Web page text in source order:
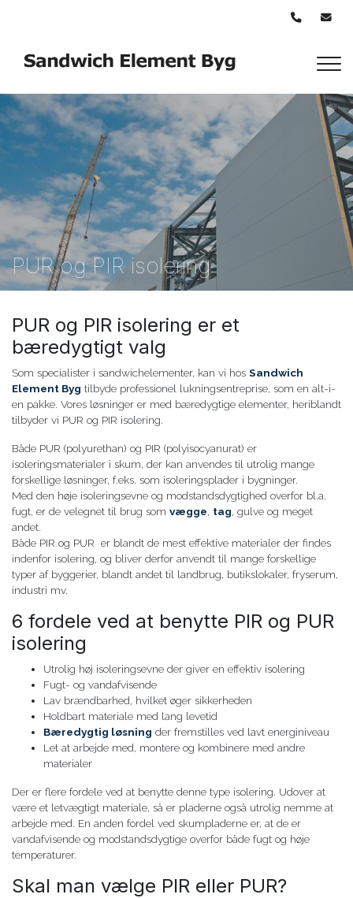
PUR og PIR isolering
PUR og PIR isolering er et
bæredygtigt valg
Som specialister i sandwichelementer, kan vi hos Sandwich
Element Byg tilbyde professionel lukningsentreprise, som en alt-i-
en pakke. Vores løsninger er med bæredygtige elementer, heriblandt
tilbyder vi PUR og PIR isolering.
Både PUR (polyurethan) og PIR (polyisocyanurat) er
isoleringsmaterialer i skum, der kan anvendes til utrolig mange
forskellige løsninger, f.eks. som isoleringsplader i bygninger.
Med den høje isoleringsevne og modstandsdygtighed overfor bl.a.
fugt, er de velegnet til brug som vægge, tag, gulve og meget
andet.
Både PIR og PUR er blandt de mest effektive materialer der findes
indenfor isolering, og bliver derfor anvendt til mange forskellige
typer af byggerier, blandt andet til landbrug, butikslokaler, fryserum,
industri mv.
6 fordele ved at benytte PIR og PUR
isolering
Utrolig høj isoleringsevne der giver en effektiv isolering
Fugt- og vandafvisende
Lav brændbarhed, hvilket øger sikkerheden
Holdbart materiale med lang levetid
Bæredygtig løsning der fremstilles ved lavt energiniveau
Let at arbejde med, montere og kombinere med andre
materialer
Der er flere fordele ved at benytte denne type isolering. Udover at
være et letvægtigt materiale, så er pladerne også utrolig nemme at
arbejde med. En anden fordel ved skumpladerne er, at de er
vandafvisende og modstandsdygtige overfor både fugt og høje
temperaturer.
Skal man vælge PIR eller PUR?